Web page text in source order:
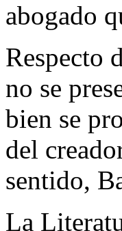
abogado
Respecto
no se
bien se
del
sentido,
La